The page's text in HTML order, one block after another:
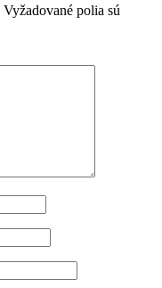
Vyžadované polia sú